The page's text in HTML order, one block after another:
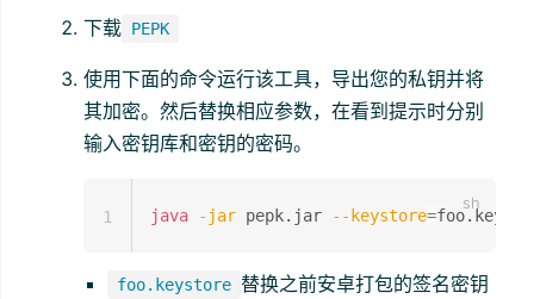
下载 PEPK
使用下面的命令运行该工具，导出您的私钥并将
其加密。然后替换相应参数，在看到提示时分别
输入密钥库和密钥的密码。
java -jar pepk.jar --keystore=
1
foo.keystore 替换之前安卓打包的签名密钥